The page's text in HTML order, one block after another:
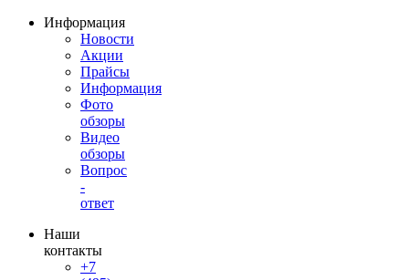
Информация
Новости
Акции
Прайсы
Информация
Фото
обзоры
Видео
обзоры
Вопрос
-
ответ
Наши
контакты
+7